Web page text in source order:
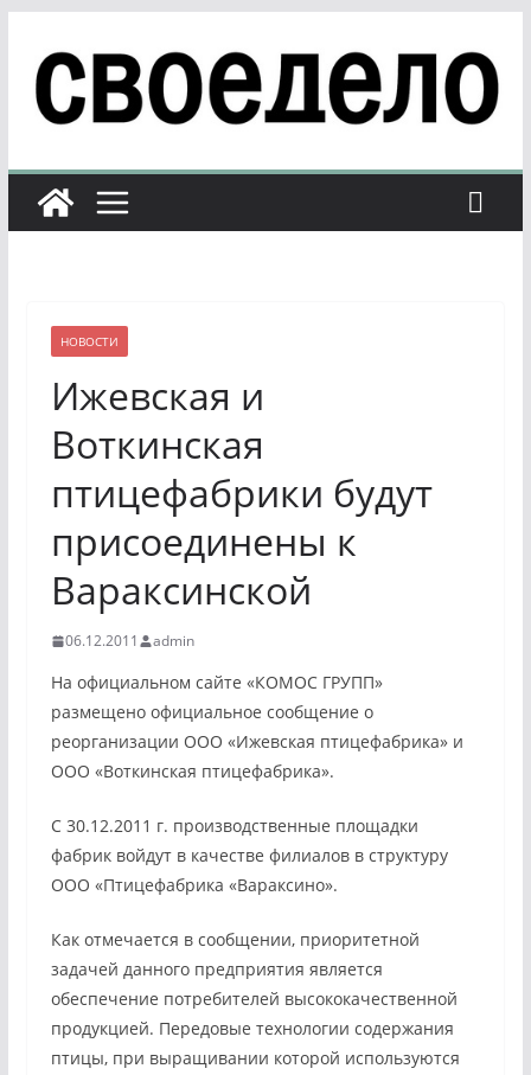
содержимому
НОВОСТИ
Ижевская и
Воткинская
птицефабрики будут
присоединены к
Вараксинской
06.12.2011 admin
На официальном сайте «КОМОС ГРУПП»
размещено официальное сообщение о
реорганизации ООО «Ижевская птицефабрика» и
ООО «Воткинская птицефабрика».
С 30.12.2011 г. производственные площадки
фабрик войдут в качестве филиалов в структуру
ООО «Птицефабрика «Вараксино».
Как отмечается в сообщении, приоритетной
задачей данного предприятия является
обеспечение потребителей высококачественной
продукцией. Передовые технологии содержания
птицы, при выращивании которой используются